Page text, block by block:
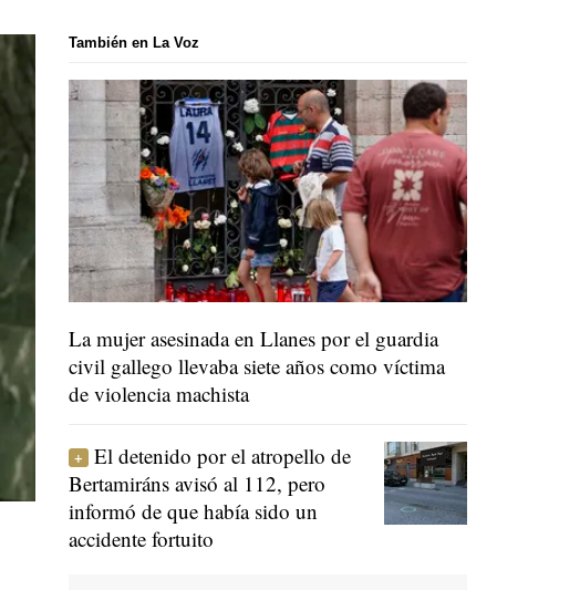
También en La Voz
La mujer asesinada en Llanes por el guardia
civil gallego llevaba siete años como víctima
de violencia machista
El detenido por el atropello de
Bertamiráns avisó al 112, pero
informó de que había sido un
accidente fortuito